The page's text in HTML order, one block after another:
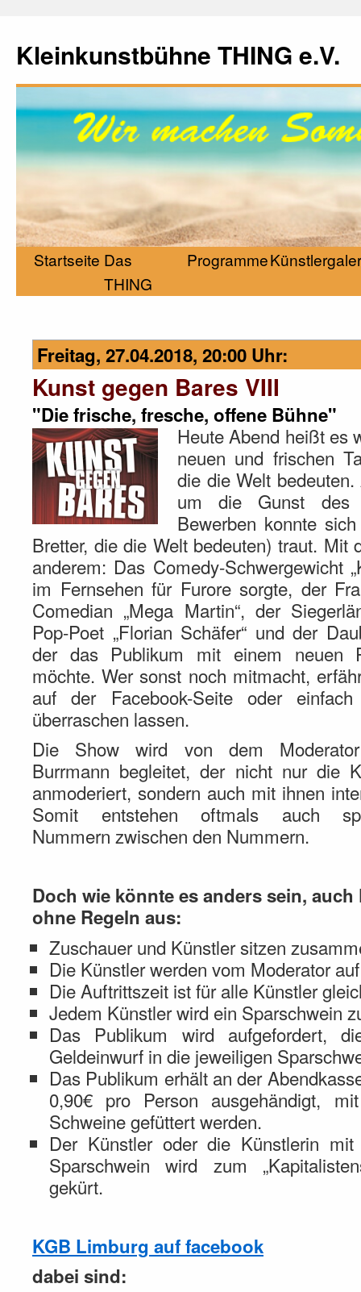
Kleinkunstbühne THING e.V.
Startseite Das
THING
Programme
Freitag, 27.04.2018, 20:00 Uhr:
Kunst gegen Bares VIII
"Die frische, fresche, offene Bühne"
Heute Abend heißt es
neuen und frischen
die die Welt
um die Gunst des
Bewerben konnte
Bretter, die die Welt bedeuten) traut. Mit
anderem: Das Comedy-Schwergewicht
im Fernsehen für Furore sorgte, der
Comedian „Mega Martin“, der
Pop-Poet „Florian Schäfer“ und der
der das Publikum mit einem neuen
möchte. Wer sonst noch mitmacht,
auf der Facebook-Seite oder
überraschen lassen.
Die Show wird von dem
Burrmann begleitet, der nicht nur die
anmoderiert, sondern auch mit ihnen
Somit entstehen oftmals auch
Nummern zwischen den Nummern.
Doch wie könnte es anders sein,
ohne Regeln aus:
Zuschauer und Künstler sitzen
Die Künstler werden vom Moderator
Die Auftrittszeit ist für alle Künstler
Jedem Künstler wird ein Sparschwein
Das Publikum wird aufgefordert,
Geldeinwurf in die jeweiligen
Das Publikum erhält an der
0,90€ pro Person ausgehändigt,
Schweine gefüttert werden.
Der Künstler oder die Künstlerin
Sparschwein wird zum
gekürt.
KGB Limburg auf facebook
dabei sind: